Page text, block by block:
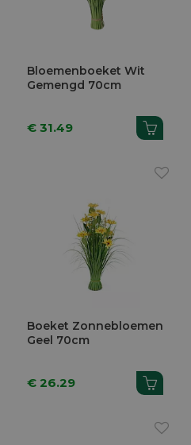
Bloemenboeket Wit
Gemengd 70cm
€ 31.49
Boeket Zonnebloemen
Geel 70cm
€ 26.29